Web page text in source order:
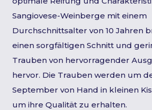
Sangiovese-Weinberge mit einem
Durchschnittsalter von 10 Jahren
einen sorgfältigen Schnitt und
Trauben von hervorragender
hervor. Die Trauben werden um
September von Hand in kleinen
um ihre Qualität zu erhalten.